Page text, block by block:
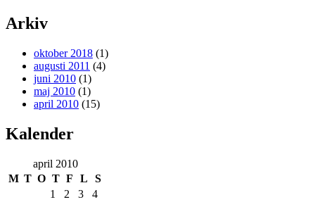
Arkiv
oktober 2018 (1)
augusti 2011 (4)
juni 2010 (1)
maj 2010 (1)
april 2010 (15)
Kalender
april 2010
M T O T F L
S
1
2 3
4